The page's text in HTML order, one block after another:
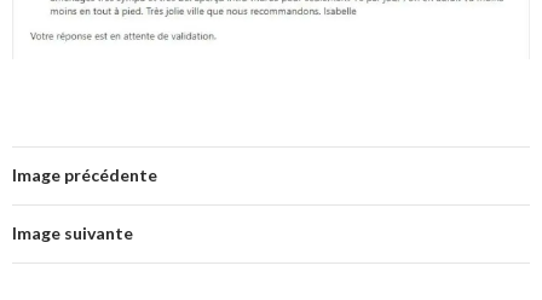
Image précédente
Image suivante